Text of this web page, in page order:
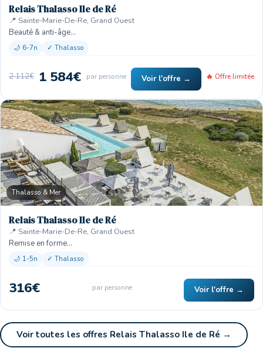
Relais Thalasso Ile de Ré
📍 Sainte-Marie-De-Re, Grand Ouest
Beauté & anti-âge…
🌙 6-7n ✓ Thalasso
2 112€ 1 584€ par personne Voir l'offre → 🔥 Offre limitée
Thalasso & Mer
Relais Thalasso Ile de Ré
📍 Sainte-Marie-De-Re, Grand Ouest
Remise en forme…
🌙 1-5n ✓ Thalasso
316€ par personne Voir l'offre →
Voir toutes les offres Relais Thalasso Ile de Ré →